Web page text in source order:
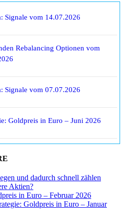
Signale vom 14.07.2026
Rebalancing Optionen vom
Signale vom 07.07.2026
Goldpreis in Euro – Juni 2026
und dadurch schnell zählen
Aktien?
in Euro – Februar 2026
Goldpreis in Euro – Januar